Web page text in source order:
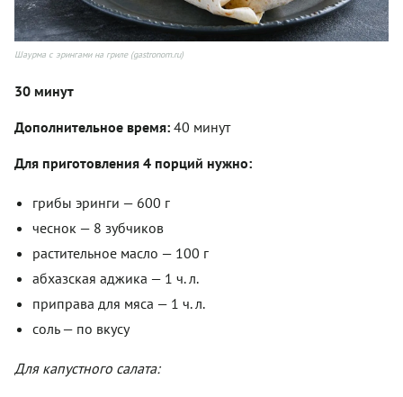
Шаурма с эрингами на гриле (gastronom.ru)
30 минут
Дополнительное время: 40 минут
Для приготовления 4 порций нужно:
грибы эринги — 600 г
чеснок — 8 зубчиков
растительное масло — 100 г
абхазская аджика — 1 ч. л.
приправа для мяса — 1 ч. л.
соль — по вкусу
Для капустного салата: